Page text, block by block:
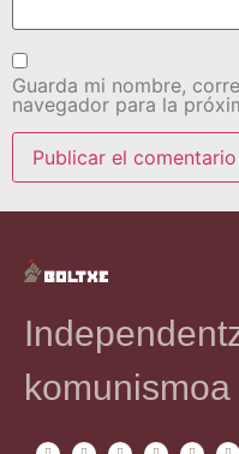
Guarda mi nombre,
navegador para la
komunismoa